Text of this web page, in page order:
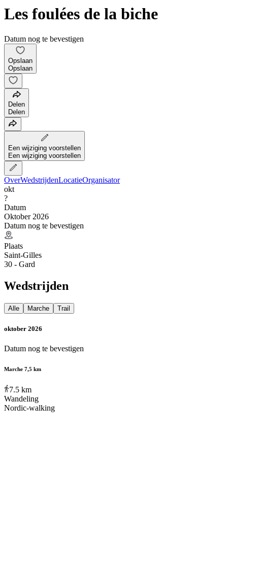
Les foulées de la biche
Datum nog te bevestigen
Opslaan
Opslaan
Delen
Delen
Een wijziging voorstellen
Een wijziging voorstellen
OverWedstrijdenLocatieOrganisator
okt
?
Datum
Oktober 2026
Datum nog te bevestigen
Plaats
Saint-Gilles
30 - Gard
Wedstrijden
Alle Marche Trail
oktober 2026
Datum nog te bevestigen
Marche 7,5 km
7.5 km
Wandeling
Nordic-walking